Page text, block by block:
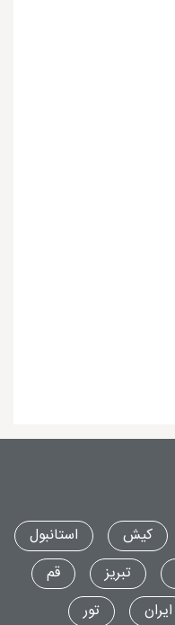
کیش
استانبول
تبریز
قم
ایران تور